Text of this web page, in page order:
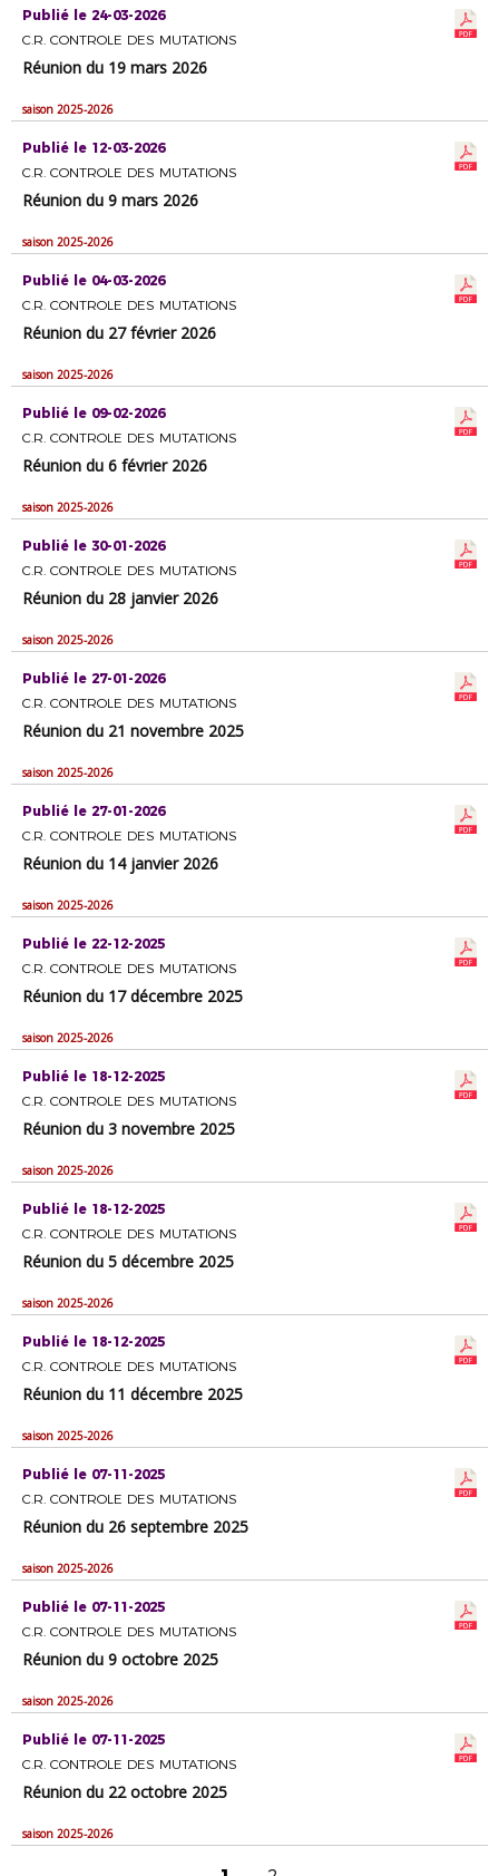
Publié le 24-03-2026
C.R. CONTROLE DES MUTATIONS
Réunion du 19 mars 2026
saison 2025-2026
Publié le 12-03-2026
C.R. CONTROLE DES MUTATIONS
Réunion du 9 mars 2026
saison 2025-2026
Publié le 04-03-2026
C.R. CONTROLE DES MUTATIONS
Réunion du 27 février 2026
saison 2025-2026
Publié le 09-02-2026
C.R. CONTROLE DES MUTATIONS
Réunion du 6 février 2026
saison 2025-2026
Publié le 30-01-2026
C.R. CONTROLE DES MUTATIONS
Réunion du 28 janvier 2026
saison 2025-2026
Publié le 27-01-2026
C.R. CONTROLE DES MUTATIONS
Réunion du 21 novembre 2025
saison 2025-2026
Publié le 27-01-2026
C.R. CONTROLE DES MUTATIONS
Réunion du 14 janvier 2026
saison 2025-2026
Publié le 22-12-2025
C.R. CONTROLE DES MUTATIONS
Réunion du 17 décembre 2025
saison 2025-2026
Publié le 18-12-2025
C.R. CONTROLE DES MUTATIONS
Réunion du 3 novembre 2025
saison 2025-2026
Publié le 18-12-2025
C.R. CONTROLE DES MUTATIONS
Réunion du 5 décembre 2025
saison 2025-2026
Publié le 18-12-2025
C.R. CONTROLE DES MUTATIONS
Réunion du 11 décembre 2025
saison 2025-2026
Publié le 07-11-2025
C.R. CONTROLE DES MUTATIONS
Réunion du 26 septembre 2025
saison 2025-2026
Publié le 07-11-2025
C.R. CONTROLE DES MUTATIONS
Réunion du 9 octobre 2025
saison 2025-2026
Publié le 07-11-2025
C.R. CONTROLE DES MUTATIONS
Réunion du 22 octobre 2025
saison 2025-2026